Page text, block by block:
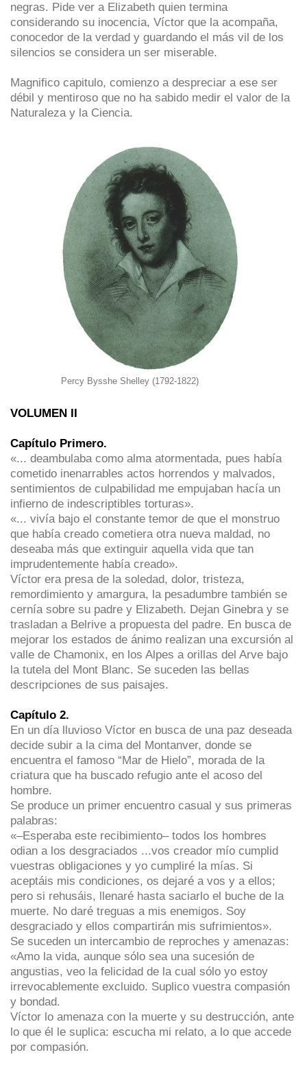
negras. Pide ver a Elizabeth quien termina
considerando su inocencia, Víctor que la acompaña,
conocedor de la verdad y guardando el más vil de los
silencios se considera un ser miserable.
Magnifico capitulo, comienzo a despreciar a ese ser
débil y mentiroso que no ha sabido medir el valor de la
Naturaleza y la Ciencia.
Percy Bysshe Shelley (1792-1822)
VOLUMEN II
Capítulo Primero.
«... deambulaba como alma atormentada, pues había
cometido inenarrables actos horrendos y malvados,
sentimientos de culpabilidad me empujaban hacía un
infierno de indescriptibles torturas».
«... vivía bajo el constante temor de que el monstruo
que había creado cometiera otra nueva maldad, no
deseaba más que extinguir aquella vida que tan
imprudentemente había creado».
Víctor era presa de la soledad, dolor, tristeza,
remordimiento y amargura, la pesadumbre también se
cernía sobre su padre y Elizabeth. Dejan Ginebra y se
trasladan a Belrive a propuesta del padre. En busca de
mejorar los estados de ánimo realizan una excursión al
valle de Chamonix, en los Alpes a orillas del Arve bajo
la tutela del Mont Blanc. Se suceden las bellas
descripciones de sus paisajes.
Capítulo 2.
En un día lluvioso Víctor en busca de una paz deseada
decide subir a la cima del Montanver, donde se
encuentra el famoso “Mar de Hielo”, morada de la
criatura que ha buscado refugio ante el acoso del
hombre.
Se produce un primer encuentro casual y sus primeras
palabras:
«–Esperaba este recibimiento– todos los hombres
odian a los desgraciados ...vos creador mío cumplid
vuestras obligaciones y yo cumpliré la mías. Si
aceptáis mis condiciones, os dejaré a vos y a ellos;
pero si rehusáis, llenaré hasta saciarlo el buche de la
muerte. No daré treguas a mis enemigos. Soy
desgraciado y ellos compartirán mis sufrimientos».
Se suceden un intercambio de reproches y amenazas:
«Amo la vida, aunque sólo sea una sucesión de
angustias, veo la felicidad de la cual sólo yo estoy
irrevocablemente excluido. Suplico vuestra compasión
y bondad.
Víctor lo amenaza con la muerte y su destrucción, ante
lo que él le suplica: escucha mi relato, a lo que accede
por compasión.